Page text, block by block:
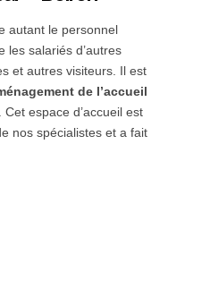
autant le personnel
les salariés d’autres
et autres visiteurs. Il est
de l’accueil
. Cet espace d’accueil est
nos spécialistes et a fait